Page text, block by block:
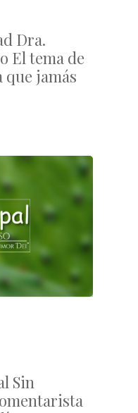
Dra.
El tema de
que jamás
Sin